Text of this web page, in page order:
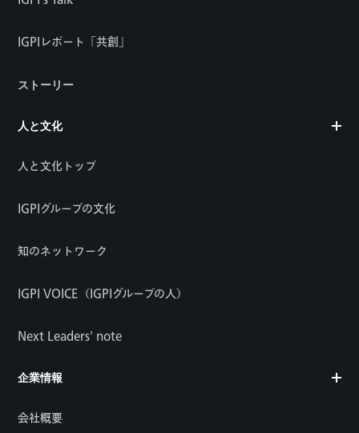
IGPIレポート「共創」
ストーリー
人と文化
人と文化トップ
IGPIグループの文化
知のネットワーク
IGPI VOICE（IGPIグループの人）
Next Leaders' note
企業情報
会社概要